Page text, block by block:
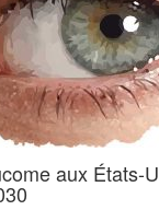
aux États-